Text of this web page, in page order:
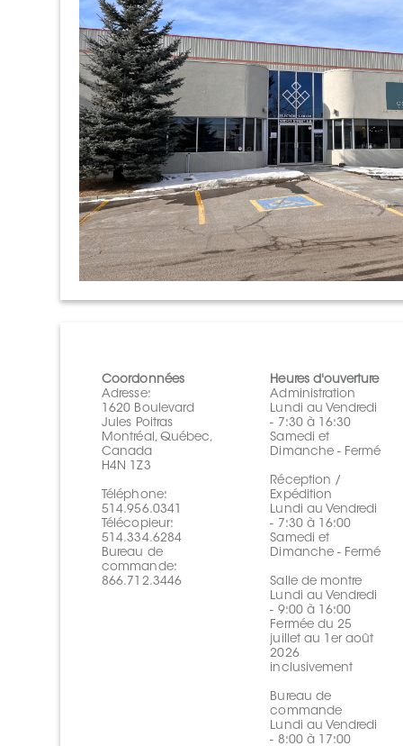
Coordonnées
Adresse:
1620 Boulevard
Jules Poitras
Montréal, Québec,
Canada
H4N 1Z3
Téléphone:
514.956.0341
Télécopieur:
514.334.6284
Bureau de
commande:
866.712.3446
Heures d'ouverture
Administration
Lundi au Vendredi
- 7:30 à 16:30
Samedi et
Dimanche - Fermé
Réception /
Expédition
Lundi au Vendredi
- 7:30 à 16:00
Samedi et
Dimanche - Fermé
Salle de montre
Lundi au Vendredi
- 9:00 à 16:00
Fermée du 25
juillet au 1er août
2026
inclusivement
Bureau de
commande
Lundi au Vendredi
- 8:00 à 17:00